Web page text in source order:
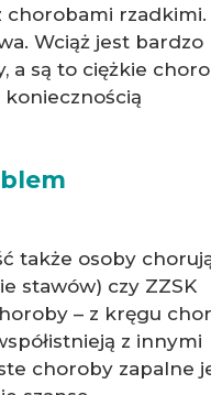
chorobami rzadkimi.
Wciąż jest bardzo
a są to ciężkie
także osoby
stawów) czy ZZSK
– z kręgu
z innymi
choroby zapalne